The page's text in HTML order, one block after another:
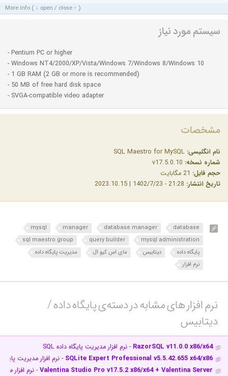
More info ( ↓ open / close ↑ )
سیستم مورد نیاز
- Pentium PC or higher
- Windows NT4/2000/XP/Vista/Windows 7/Windows 8/Windows 10
- 1 GB RAM (2 GB or more is recommended)
- 50 MB of free hard disk space
- SVGA-compatible video adapter
مشخصات
نام انگلیسی:
شماره نسخه:
حجم فایل:
تاریخ انتشار:
database
database manager
manager
mysql
mysql administration
query builder
sql maestro group
پایگاه داده
دیتابیس مای اس کیو ال
مدیریت پایگاه داده
نرم افزار
نرم افزار های مشابه در دسته‌ی‌ پایگاه داده /
دیتابیس‎
RazorSQL v11.0.0 x86/x64 - نرم افزار مدیریت پایگاه داده SQL
SQLite Expert Professional v5.5.42.655 x64/x86 - نرم افزار مدیریت
Valentina Studio Pro v17.5.2 x86/x64 + Valentina Server- نرم افزار